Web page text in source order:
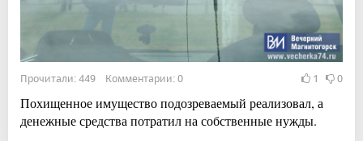
Прочитали: 449 Комментарии: 0 1 0
Похищенное имущество подозреваемый реализовал, а
денежные средства потратил на собственные нужды.